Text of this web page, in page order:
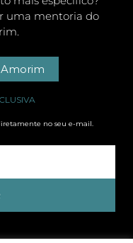
uma mentoria do
no seu e-mail.